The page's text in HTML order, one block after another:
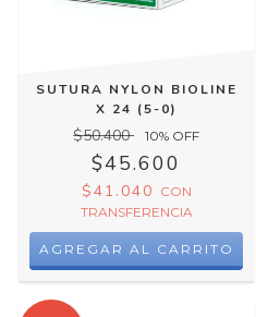
SUTURA NYLON BIOLINE
X 24 (5-0)
$50.400 10% OFF
$45.600
$41.040 CON
TRANSFERENCIA